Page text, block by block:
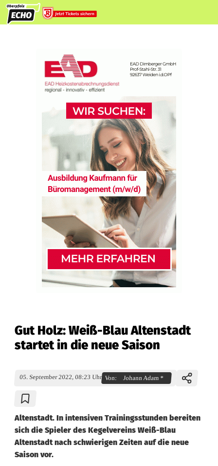
Gut Holz: Weiß-Blau Altenstadt
startet in die neue Saison
05. September 2022, 08:23 Uhr Von: Johann Adam *
Altenstadt. In intensiven Trainingsstunden bereiten
sich die Spieler des Kegelvereins Weiß-Blau
Altenstadt nach schwierigen Zeiten auf die neue
Saison vor.